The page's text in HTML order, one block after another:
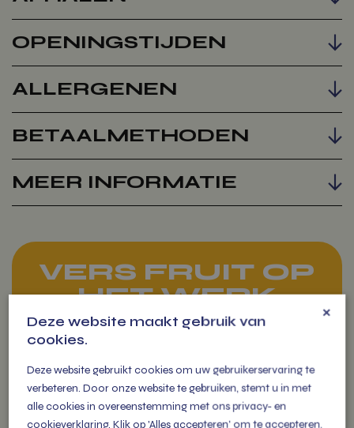
Voeg toe
OPENINGSTIJDEN
ALLERGENEN
BETAALMETHODEN
MEER INFORMATIE
VERS FRUIT OP
HET WERK
Fruit op het werk levert zorgt
medewerkers die als een
×
Deze website maakt gebruik van
cookies.
Deze website gebruikt cookies om uw gebruikerservaring te
verbeteren. Door onze website te gebruiken, stemt u in met
alle cookies in overeenstemming met ons privacy- en
cookieverklaring. Klik op 'Alles accepteren' om te accepteren.